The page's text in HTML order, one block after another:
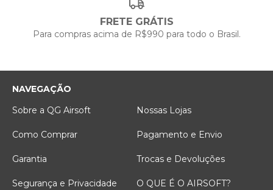
FRETE GRÁTIS
Para compras acima de R$990 para todo o Brasil.
NAVEGAÇÃO
Sobre a QG Airsoft
Nossas Lojas
Como Comprar Pagamento e Envio
Garantia Trocas e Devoluções
Segurança e Privacidade O QUE É O AIRSOFT?